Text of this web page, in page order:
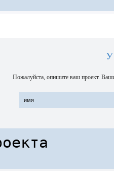
У
Пожалуйста, опишите ваш проект.